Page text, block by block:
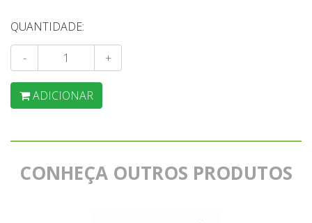
QUANTIDADE:
- +
ADICIONAR
CONHEÇA OUTROS PRODUTOS